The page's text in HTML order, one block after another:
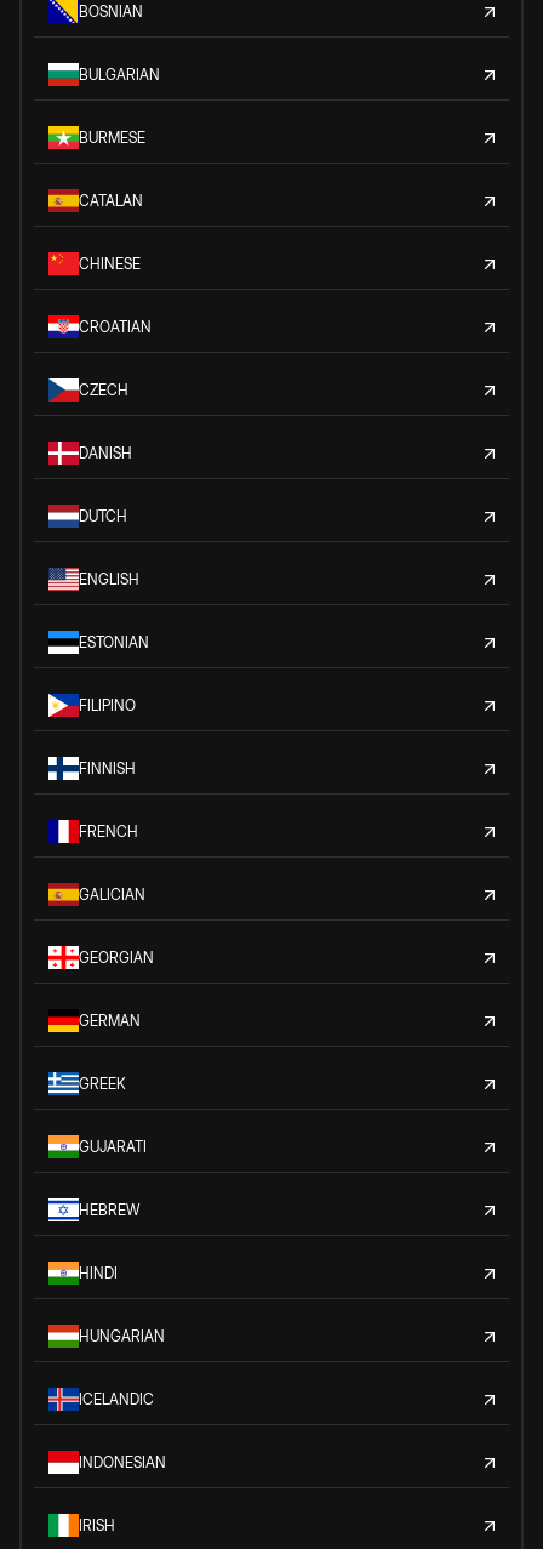
BOSNIAN
BULGARIAN
BURMESE
CATALAN
CHINESE
CROATIAN
CZECH
DANISH
DUTCH
ENGLISH
ESTONIAN
FILIPINO
FINNISH
FRENCH
GALICIAN
GEORGIAN
GERMAN
GREEK
GUJARATI
HEBREW
HINDI
HUNGARIAN
ICELANDIC
INDONESIAN
IRISH